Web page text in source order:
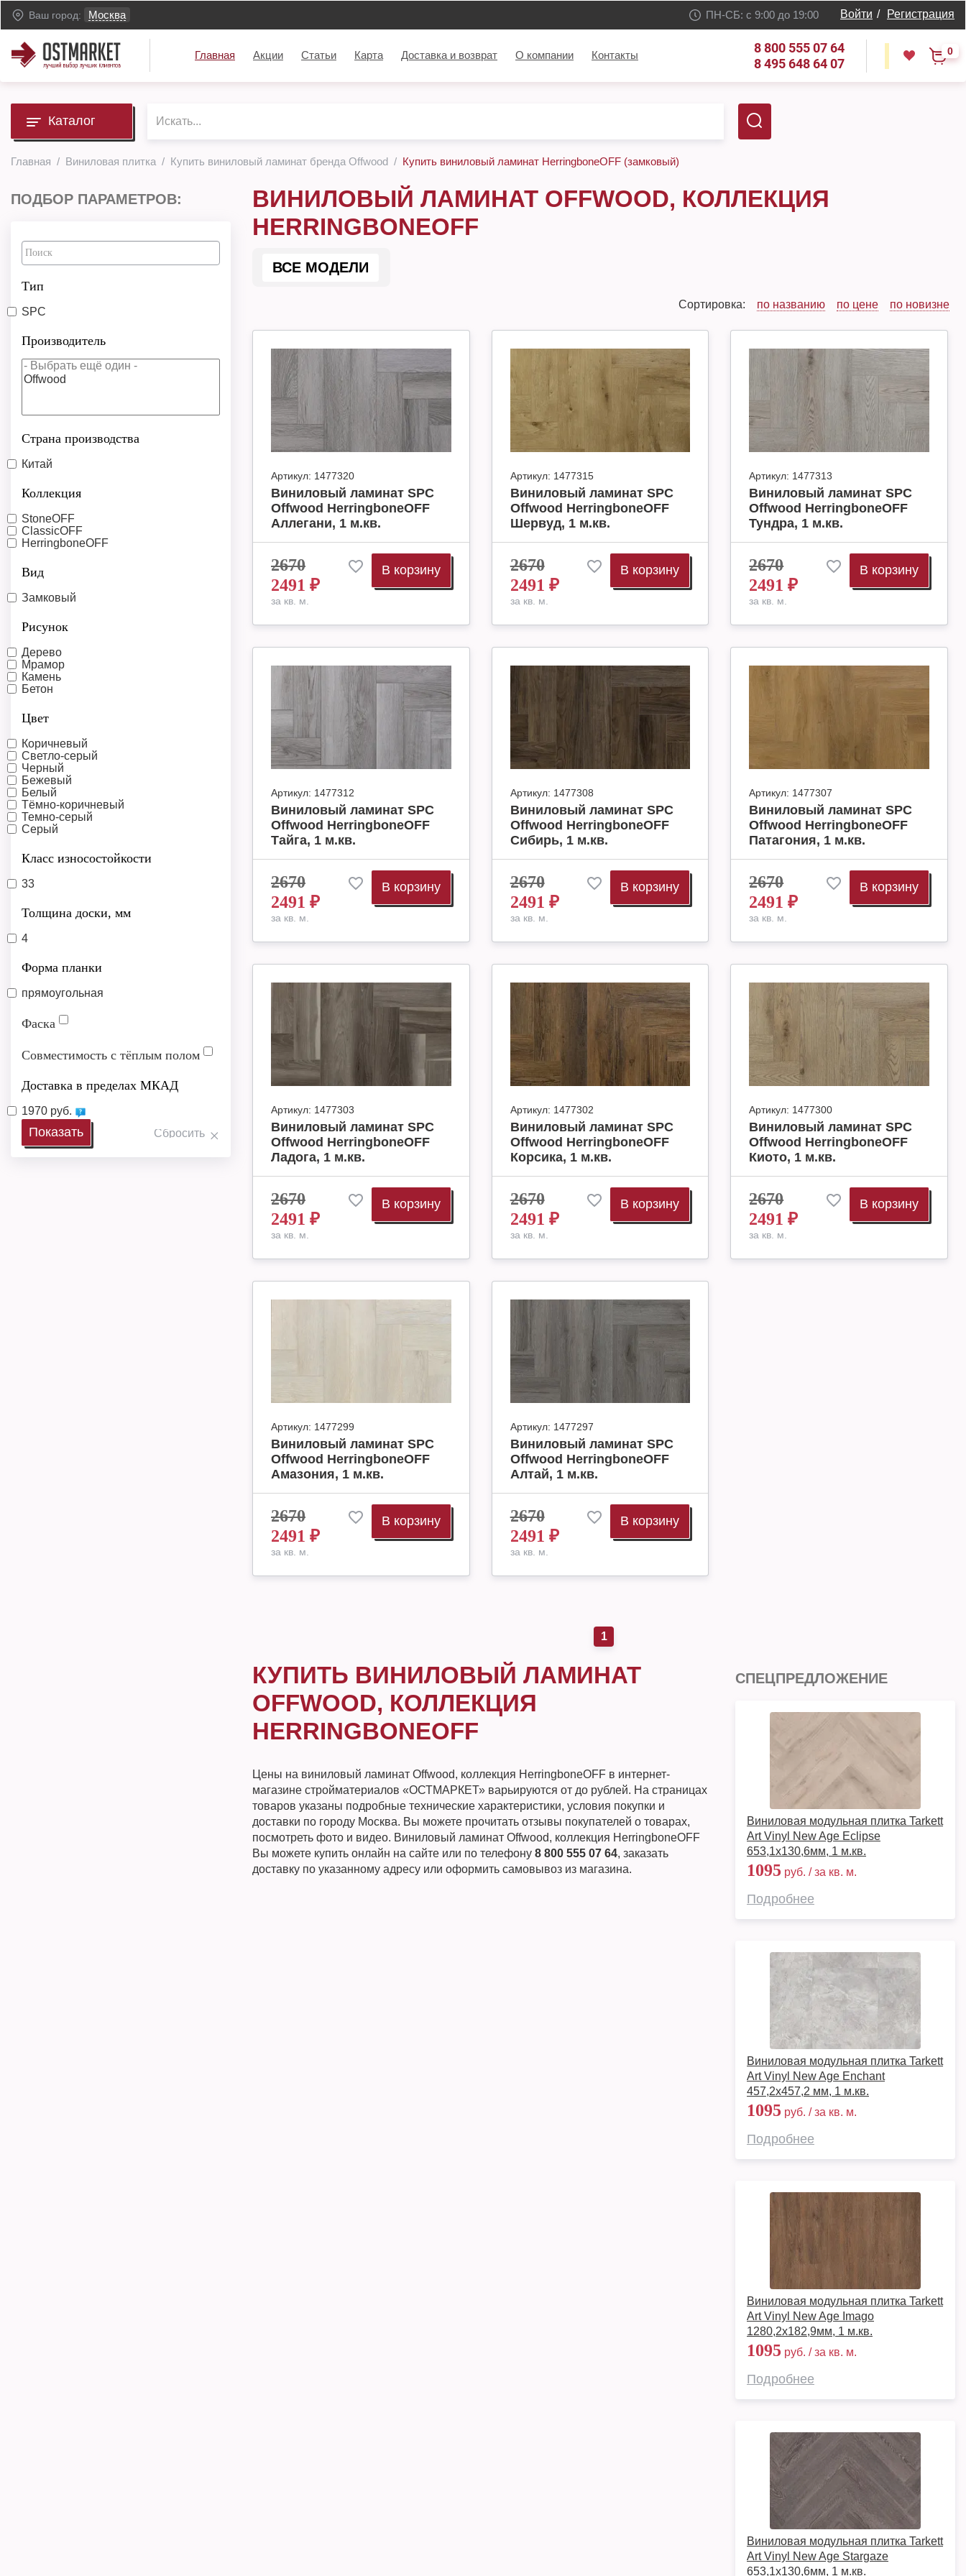
Ваш город: Москва ПН-СБ: с 9:00 до 19:00 Войти / Регистрация
Главная Акции Статьи Карта Доставка и возврат О компании Контакты
8 800 555 07 64
8 495 648 64 07
0
Каталог
Главная Виниловая плитка Купить виниловый ламинат бренда Offwood Купить виниловый ламинат HerringboneOFF (замковый)
ПОДБОР ПАРАМЕТРОВ:
Тип
SPC
Производитель
Страна производства
Китай
Коллекция
StoneOFF
ClassicOFF
HerringboneOFF
Вид
Замковый
Рисунок
Дерево
Мрамор
Камень
Бетон
Цвет
Коричневый
Светло-серый
Черный
Бежевый
Белый
Тёмно-коричневый
Темно-серый
Серый
Класс износостойкости
33
Толщина доски, мм
4
Форма планки
прямоугольная
Фаска
Совместимость с тёплым полом
Доставка в пределах МКАД
1970 руб.
ВИНИЛОВЫЙ ЛАМИНАТ OFFWOOD, КОЛЛЕКЦИЯ
HERRINGBONEOFF
ВСЕ МОДЕЛИ
Сортировка: по названию по цене по новизне
Артикул: 1477320
Виниловый ламинат SPC
Offwood HerringboneOFF
Аллегани, 1 м.кв.
2670
2491 ₽
за кв. м.
В корзину
Артикул: 1477315
Виниловый ламинат SPC
Offwood HerringboneOFF
Шервуд, 1 м.кв.
2670
2491 ₽
за кв. м.
В корзину
Артикул: 1477313
Виниловый ламинат SPC
Offwood HerringboneOFF
Тундра, 1 м.кв.
2670
2491 ₽
за кв. м.
В корзину
Артикул: 1477312
Виниловый ламинат SPC
Offwood HerringboneOFF
Тайга, 1 м.кв.
2670
2491 ₽
за кв. м.
В корзину
Артикул: 1477308
Виниловый ламинат SPC
Offwood HerringboneOFF
Сибирь, 1 м.кв.
2670
2491 ₽
за кв. м.
В корзину
Артикул: 1477307
Виниловый ламинат SPC
Offwood HerringboneOFF
Патагония, 1 м.кв.
2670
2491 ₽
за кв. м.
В корзину
Артикул: 1477303
Виниловый ламинат SPC
Offwood HerringboneOFF
Ладога, 1 м.кв.
2670
2491 ₽
за кв. м.
В корзину
Артикул: 1477302
Виниловый ламинат SPC
Offwood HerringboneOFF
Корсика, 1 м.кв.
2670
2491 ₽
за кв. м.
В корзину
Артикул: 1477300
Виниловый ламинат SPC
Offwood HerringboneOFF
Киото, 1 м.кв.
2670
2491 ₽
за кв. м.
В корзину
Артикул: 1477299
Виниловый ламинат SPC
Offwood HerringboneOFF
Амазония, 1 м.кв.
2670
2491 ₽
за кв. м.
В корзину
Артикул: 1477297
Виниловый ламинат SPC
Offwood HerringboneOFF
Алтай, 1 м.кв.
2670
2491 ₽
за кв. м.
В корзину
1
КУПИТЬ ВИНИЛОВЫЙ ЛАМИНАТ
OFFWOOD, КОЛЛЕКЦИЯ
HERRINGBONEOFF
Цены на виниловый ламинат Offwood, коллекция HerringboneOFF в интернет-
магазине стройматериалов «ОСТМАРКЕТ» варьируются от до рублей. На страницах
товаров указаны подробные технические характеристики, условия покупки и
доставки по городу Москва. Вы можете прочитать отзывы покупателей о товарах,
посмотреть фото и видео. Виниловый ламинат Offwood, коллекция HerringboneOFF
Вы можете купить онлайн на сайте или по телефону 8 800 555 07 64, заказать
доставку по указанному адресу или оформить самовывоз из магазина.
СПЕЦПРЕДЛОЖЕНИЕ
Виниловая модульная плитка Tarkett
Art Vinyl New Age Eclipse
653,1х130,6мм, 1 м.кв.
1095 руб. / за кв. м.
Подробнее
Виниловая модульная плитка Tarkett
Art Vinyl New Age Enchant
457,2x457,2 мм, 1 м.кв.
1095 руб. / за кв. м.
Подробнее
Виниловая модульная плитка Tarkett
Art Vinyl New Age Imago
1280,2х182,9мм, 1 м.кв.
1095 руб. / за кв. м.
Подробнее
Виниловая модульная плитка Tarkett
Art Vinyl New Age Stargaze
653,1х130,6мм, 1 м.кв.